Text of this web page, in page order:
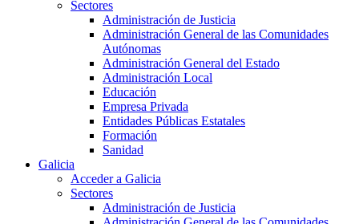
Sectores
Administración de Justicia
Administración General de las Comunidades
Autónomas
Administración General del Estado
Administración Local
Educación
Empresa Privada
Entidades Públicas Estatales
Formación
Sanidad
Galicia
Acceder a Galicia
Sectores
Administración de Justicia